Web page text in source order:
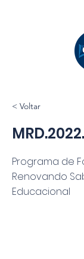
< Voltar
Programa de
Renovando
Educacional